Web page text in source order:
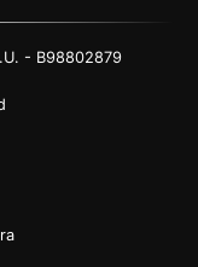
- B98802879